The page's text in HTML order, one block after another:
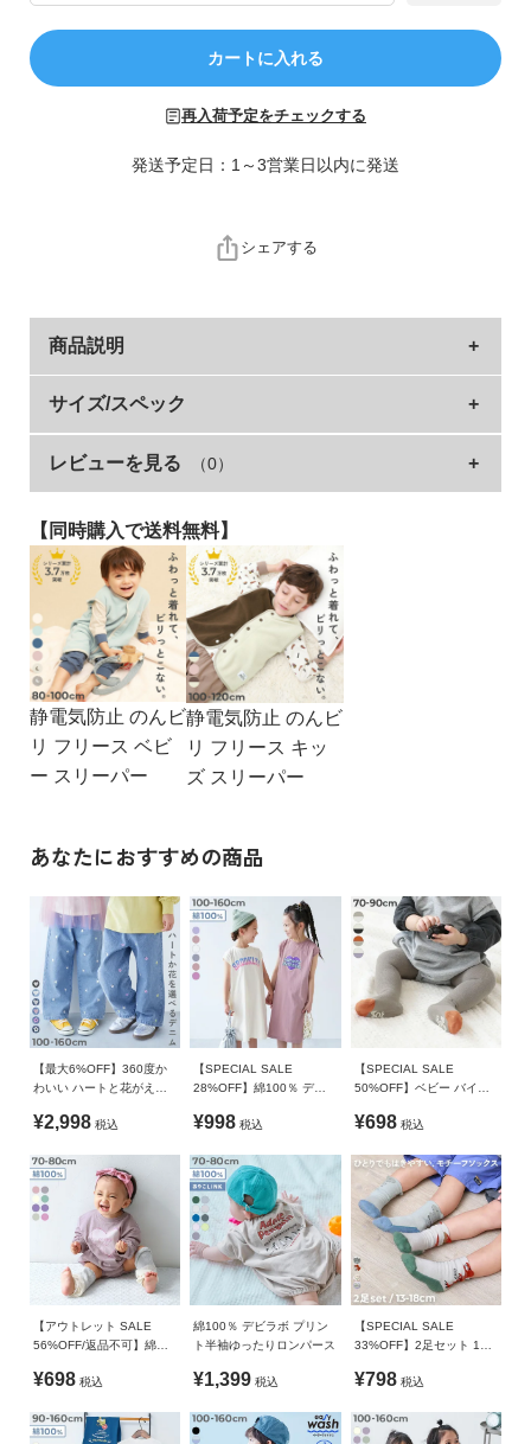
ら
探
ム
ガ
デ
ビ
ッ
ク
に
つ
い
て
い
よ
あ
る
質
問
FOLLOW
カートに入れる
再入荷予定をチェックする
発送予定日：1～3営業日以内に発送
シェアする
商品説明
ゆるっとかわいい『綿100％ デビラボ ベビー ガールズ
プリント ゆったり 長袖 ロンパース』
女の子らしいプリントデザインを豊富に取り揃えました。
ゆるっと着られるシルエットもポイントです。
同じデザインのキッズTシャツ、チュニックを別ページにご用
意。
姉妹でリンクコーデを楽しめます。
【姉妹リンク早見表】
リンクコーデしたいカラー番号を元に、キッズ商品を検索して
ください。
▽姉妹でリンク
・001,002,007,008：180GDL003 綿100％ デビラボ ガールズ
プリント 長袖Tシャツ
■シリーズ
一緒にえらぶって楽しい
今日はどんな服を着よう？
デザインやシルエット、素材など、バリエーション豊富に取り
広がる。
さあ、今日はどれをえらぶ？
■素材
素肌に心地よい、綿100%素材
綿100%なので吸汗性が良く、汗ばむ季節にも快適な着心地。
丈夫で型崩れしにくいため、ご家庭でのお洗濯にも適していま
伸縮性：ふつう
サイズ/スペック
サイズ 着丈
肩幅
80cm
44.5
素材・仕様
本体：綿100% / リブ：綿95% ポリウレタン5%
生産国
CHINA
洗濯機洗い可(デリケート洗い) / 漂白剤使用不可 / 乾燥機使用
禁止
ご注意事項
・摩擦や水、汗などで色が移ることがあります。ご注意くだ
さい。
・平置きにて採寸しているため、サイズや形に多少の誤差が
生じる場合があります。あらかじめご了承ください。
・生産時期により、多少色味が異なる場合がございますが、
素材・サイズ等の品質に違いはございません。
レビューを見る （0）
【同時購入で送料無料】
静電気防止 のんビ
リ フリース ベビ
ー スリーパー
静電気防止 のんビ
リ フリース キッ
ズ スリーパー
あなたにおすすめの商品
【最大6%OFF】360度か
わいい ハートと花がえら
イドパンツ
¥2,998 税込
【SPECIAL SALE
28%OFF】綿100％ デビ
ントタンクワンピース
¥998 税込
【SPECIAL SALE
50%OFF】ベビー バイカ
¥698 税込
【アウトレット SALE
56%OFF/返品不可】綿
プリント ゆったり 長袖 ロ
¥698 税込
綿100％ デビラボ プリン
ト半袖ゆったりロンパース
¥1,399 税込
【SPECIAL SALE
33%OFF】2足セット 1人
チーフソックス
¥798 税込